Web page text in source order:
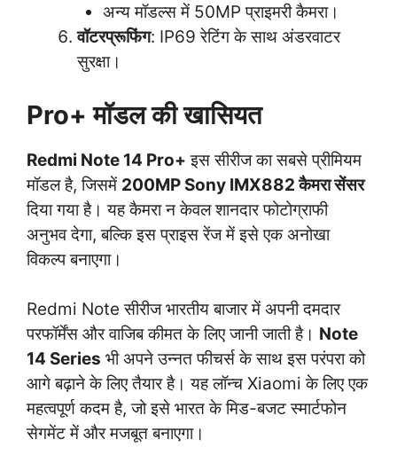
अन्य मॉडल्स में 50MP प्राइमरी कैमरा।
वॉटरप्रूफिंग: IP69 रेटिंग के साथ अंडरवाटर
सुरक्षा।
Pro+ मॉडल की खासियत
Redmi Note 14 Pro+ इस सीरीज का सबसे प्रीमियम
मॉडल है, जिसमें 200MP Sony IMX882 कैमरा सेंसर
दिया गया है। यह कैमरा न केवल शानदार फोटोग्राफी
अनुभव देगा, बल्कि इस प्राइस रेंज में इसे एक अनोखा
विकल्प बनाएगा।
Redmi Note सीरीज भारतीय बाजार में अपनी दमदार
परफॉर्मेंस और वाजिब कीमत के लिए जानी जाती है। Note
14 Series भी अपने उन्नत फीचर्स के साथ इस परंपरा को
आगे बढ़ाने के लिए तैयार है। यह लॉन्च Xiaomi के लिए एक
महत्वपूर्ण कदम है, जो इसे भारत के मिड-बजट स्मार्टफोन
सेगमेंट में और मजबूत बनाएगा।